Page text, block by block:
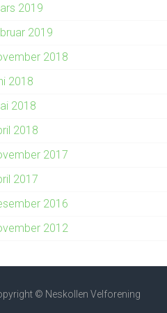
2019
2019
2018
2018
2018
2018
2017
2017
2016
2012
© Neskollen Velforening